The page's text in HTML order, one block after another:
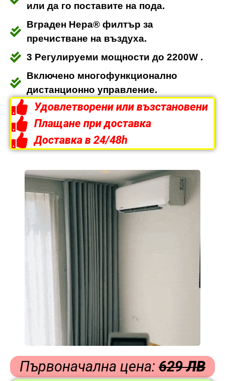
или да го поставите на пода.
Вграден Hepa® филтър за
пречистване на въздуха.
3 Регулируеми мощности до 2200W .
Включено многофункционално
дистанционно управление.
Удовлетворени или възстановени
Плащане при доставка
Доставка в 24/48h
Първоначална цена: 629ЛВ